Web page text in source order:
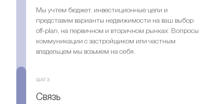
Мы учтем бюджет, инвестиционные цели и
представим варианты недвижимости на ваш выбор:
off-plan, на первичном и вторичном рынках. Вопросы
коммуникации с застройщиком или частным
владельцем мы возьмем на себя.
ШАГ 3.
Связь